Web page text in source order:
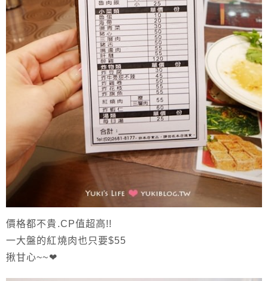
價格都不貴.CP值超高!!
一大盤的紅燒肉也只要$55
揪甘心~~❤